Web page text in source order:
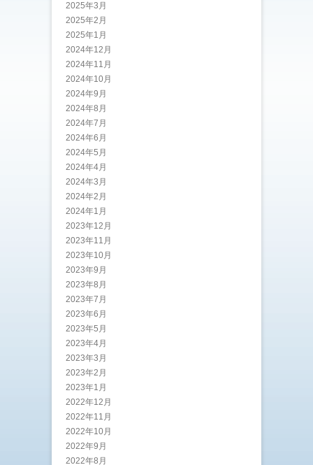
2025年3月
2025年2月
2025年1月
2024年12月
2024年11月
2024年10月
2024年9月
2024年8月
2024年7月
2024年6月
2024年5月
2024年4月
2024年3月
2024年2月
2024年1月
2023年12月
2023年11月
2023年10月
2023年9月
2023年8月
2023年7月
2023年6月
2023年5月
2023年4月
2023年3月
2023年2月
2023年1月
2022年12月
2022年11月
2022年10月
2022年9月
2022年8月